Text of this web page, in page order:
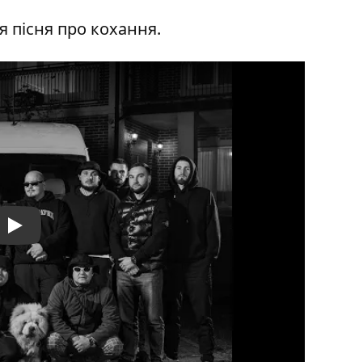
пісня про кохання.
Play